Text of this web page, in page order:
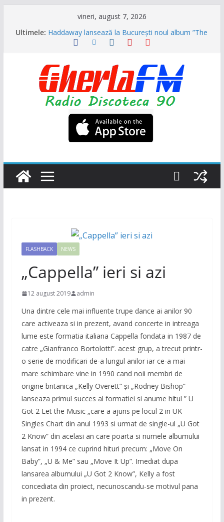
vineri, august 7, 2026
Ultimele: Haddaway lansează la București noul album ”The
Sun” (Dr. Alban invitat special)
la NUBIRU împreună cu alți grei ai muzicii dance
din anii 90
Trupa „Animal X” se reunește, primul mare
concert va fi la UNTOLD
Ultra Nate se intoarce după aproape 30 de ani și
promite hitul verii 2026 împreună cu Hugel
N-Trance is Back! ”Higher” se numește noul
proiect (Videoclip oficial)
FLASHBACK NEWS
„Cappella” ieri si azi
12 august 2019 admin
Una dintre cele mai influente trupe dance ai anilor 90
care activeaza si in prezent, avand concerte in intreaga
lume este formatia italiana Cappella fondata in 1987 de
catre „Gianfranco Bortolotti”. acest grup, a trecut printr-
o serie de modificari de-a lungul anilor iar ce-a mai
mare schimbare vine in 1990 cand noii membri de
origine britanica „Kelly Overett” și „Rodney Bishop”
lanseaza primul succes al formatiei si anume hitul ” U
Got 2 Let the Music „care a ajuns pe locul 2 in UK
Singles Chart din anul 1993 si urmat de single-ul „U Got
2 Know” din acelasi an care poarta si numele albumului
lansat in 1994 ce cuprind hituri precum: „Move On
Baby”, „U & Me” sau „Move It Up”. Imediat dupa
lansarea albumului „U Got 2 Know”, Kelly a fost
concediata din proiect, necunoscandu-se motivul pana
in prezent.